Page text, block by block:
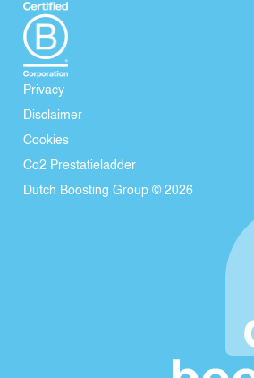
Privacy
Disclaimer
Cookies
Co2 Prestatieladder
Dutch Boosting Group © 2026